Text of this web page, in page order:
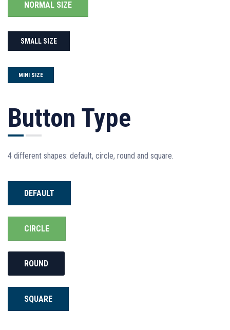
NORMAL SIZE
SMALL SIZE
MINI SIZE
Button Type
4 different shapes: default, circle, round and square.
DEFAULT
CIRCLE
ROUND
SQUARE